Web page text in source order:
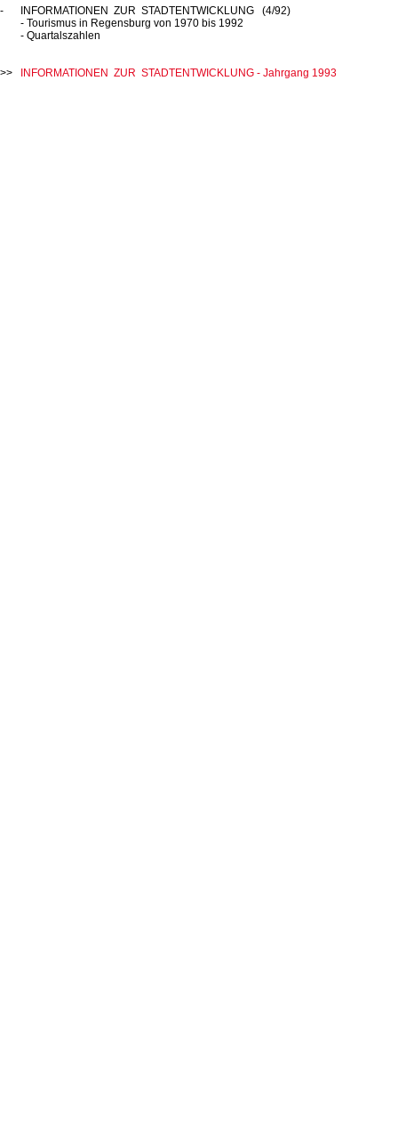
INFORMATIONEN ZUR STADTENTWICKLUNG (4/92)
- Tourismus in Regensburg von 1970 bis 1992
- Quartalszahlen
INFORMATIONEN ZUR STADTENTWICKLUNG - Jahrgang 1993